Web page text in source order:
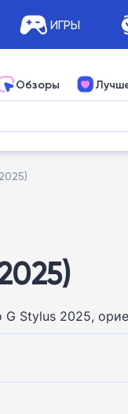
ИГРЫ
Обзоры
Stylus 2025,